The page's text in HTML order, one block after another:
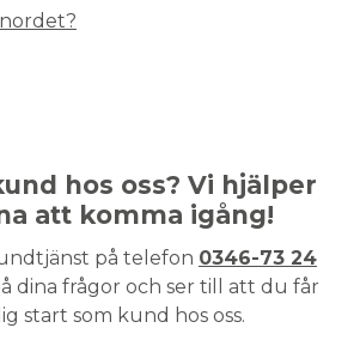
hos oss? Vi hjälper
att komma igång!
på telefon 0346-73 24
dina frågor och ser till att du får
start som kund hos oss.